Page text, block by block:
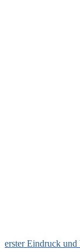
erster Eindruck und